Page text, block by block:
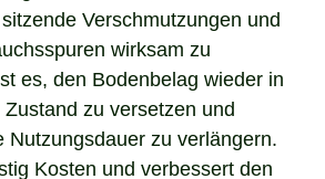
Verschmutzungen und
wirksam zu
es, den Bodenbelag wieder in
zu versetzen und
Nutzungsdauer zu verlängern.
Kosten und verbessert den